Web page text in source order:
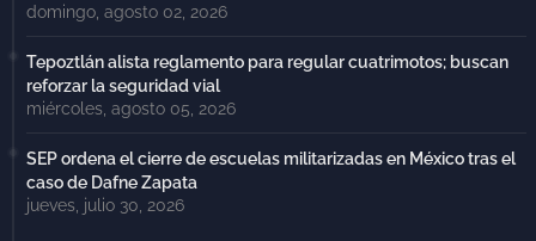
domingo, agosto 02, 2026
Tepoztlán alista reglamento para regular cuatrimotos; buscan
reforzar la seguridad vial
miércoles, agosto 05, 2026
SEP ordena el cierre de escuelas militarizadas en México tras el
caso de Dafne Zapata
jueves, julio 30, 2026